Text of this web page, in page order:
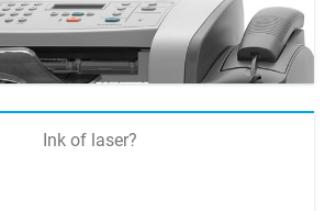
Ink of laser?